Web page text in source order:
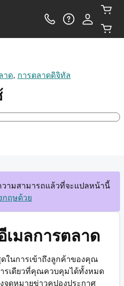
าด การตลาดดิจิทัล
วามสามารถแล้วที่จะแปลหน้านี้
กฤษด้วย
เมลการตลาด
ในการเข้าถึงลูกค้าของคุณ
รเดียวที่คุณควบคุมได้ทั้งหมด
จดหมายข่าวคูปองประกาศ